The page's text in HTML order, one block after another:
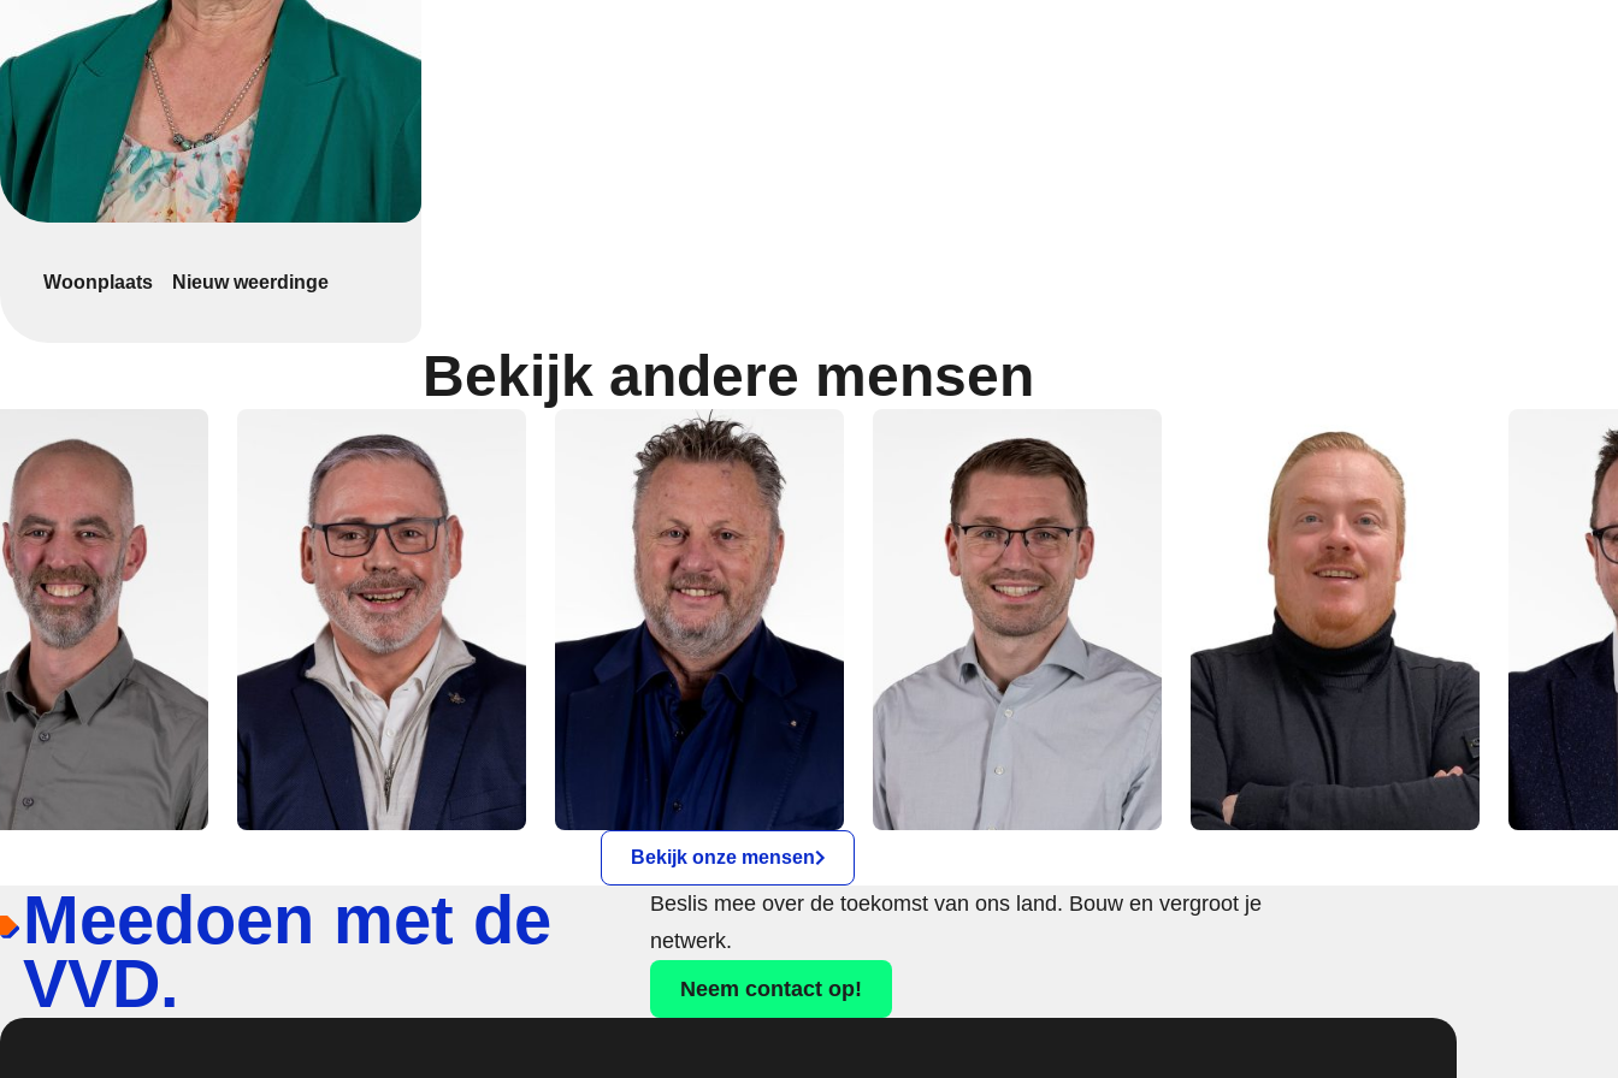
Woonplaats Nieuw weerdinge
Bekijk andere mensen
Bekijk onze mensen
Meedoen met de
VVD.
Beslis mee over de toekomst van ons land. Bouw en vergroot je
netwerk.
Neem contact op!